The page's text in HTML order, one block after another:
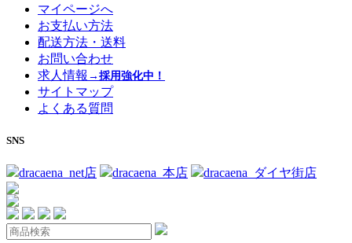
マイページへ
お支払い方法
配送方法・送料
お問い合わせ
求人情報 →採用強化中！
サイトマップ
よくある質問
SNS
dracaena_net店 dracaena_本店 dracaena_ダイヤ街店